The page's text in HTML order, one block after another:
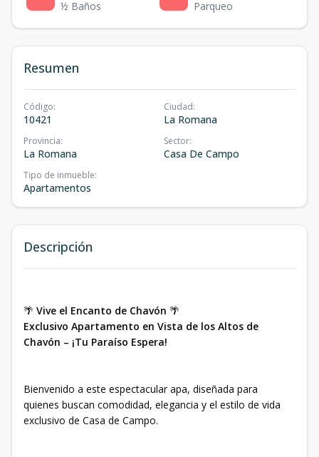
½ Baños Parqueo
Resumen
Código:
10421
Ciudad:
La Romana
Provincia:
La Romana
Sector:
Casa De Campo
Tipo de inmueble:
Apartamentos
Descripción
🌴 Vive el Encanto de Chavón 🌴
Exclusivo Apartamento en Vista de los Altos de
Chavón – ¡Tu Paraíso Espera!
Bienvenido a este espectacular apa, diseñada para
quienes buscan comodidad, elegancia y el estilo de vida
exclusivo de Casa de Campo.